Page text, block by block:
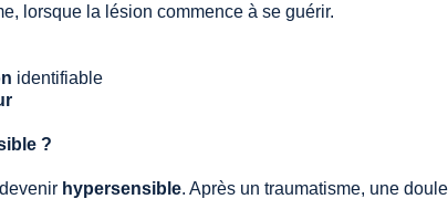
lorsque la lésion commence à se guérir.
identifiable
?
hypersensible. Après un traumatisme, une